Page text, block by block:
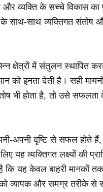
और व्यक्ति के सच्चे विकास का
साथ-साथ व्यक्तिगत संतोष
क्षेत्रों में संतुलन स्थापित
को इनता देती है। सही
भी होता है, तो उसे
अपनी दृष्टि से सफल होते हैं,
व्यक्तिगत लक्ष्यों की
यह केवल बाहरी मानकों
को व्यापक और समग्र तरीके